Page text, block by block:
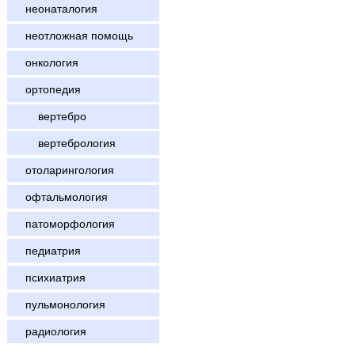
неонаталогия
неотложная помощь
онкология
ортопедия
вертебро
вертебрология
отоларингология
офтальмология
патоморфология
педиатрия
психиатрия
пульмонология
радиология